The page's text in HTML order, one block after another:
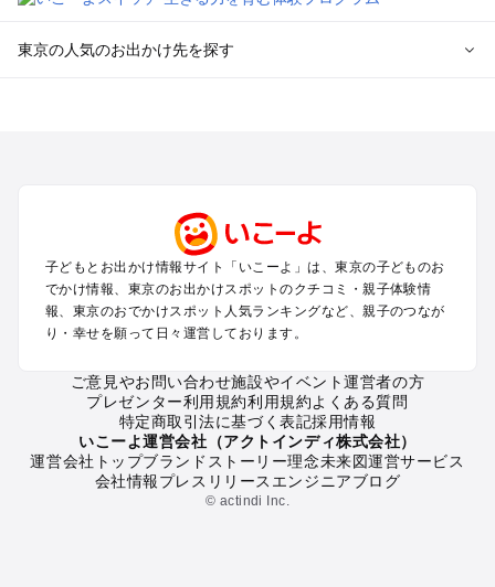
東京の人気のお出かけ先を探す
町田・相模原・愛川・上野原のプールお出かけ
渋谷・原宿・恵比寿・中目黒・自由が丘のプールお出かけ
池袋・赤羽・王子・巣鴨・目白・石神井のプールお出かけ
新宿・高田馬場・代々木・千駄ヶ谷のプールお出かけ
銀座・丸の内・日本橋・有楽町・築地・月島のプールお出かけ
小金井・小平・西東京・東村山・東久留米のプールお出かけ
府中・調布・狛江のプールお出かけ
青梅・奥多摩のプールお出かけ
蒲田・大森・羽田周辺のプールお出かけ
葛西・新木場・亀戸・亀有・柴又のプールお出かけ
北千住・日暮里・荒川のプールお出かけ
子どもとお出かけ情報サイト「いこーよ」は、東京の子どものお
でかけ情報、東京のお出かけスポットのクチコミ・親子体験情
報、東京のおでかけスポット人気ランキングなど、親子のつなが
り・幸せを願って日々運営しております。
ご意見やお問い合わせ施設やイベント運営者の方
プレゼンター利用規約利用規約よくある質問
特定商取引法に基づく表記採用情報
いこーよ運営会社（アクトインディ株式会社）
運営会社トップブランドストーリー理念未来図運営サービス
会社情報プレスリリース エンジニアブログ
© actindi Inc.